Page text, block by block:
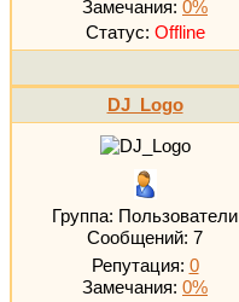
Замечания: 0%
Статус: Offline
DJ_Logo
Группа: Пользователи
Сообщений: 7
Репутация: 0
Замечания: 0%